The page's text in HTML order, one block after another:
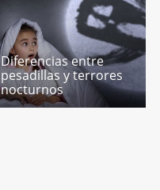
Diferencias entre
pesadillas y terrores
nocturnos